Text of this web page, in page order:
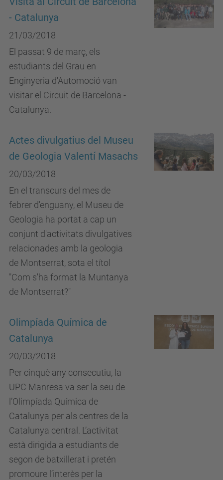
- Catalunya
21/03/2018
El passat 9 de març, els
estudiants del Grau en
Enginyeria d'Automoció van
visitar el Circuit de Barcelona -
Catalunya.
Actes divulgatius del Museu
de Geologia Valentí Masachs
20/03/2018
En el transcurs del mes de
febrer d'enguany, el Museu de
Geologia ha portat a cap un
conjunt d'activitats divulgatives
relacionades amb la geologia
de Montserrat, sota el títol
"Com s'ha format la Muntanya
de Montserrat?"
Olimpíada Química de
Catalunya
20/03/2018
Per cinquè any consecutiu, la
UPC Manresa va ser la seu de
l’Olimpíada Química de
Catalunya per als centres de la
Catalunya central. L’activitat
està dirigida a estudiants de
segon de batxillerat i pretén
promoure l’interès per la